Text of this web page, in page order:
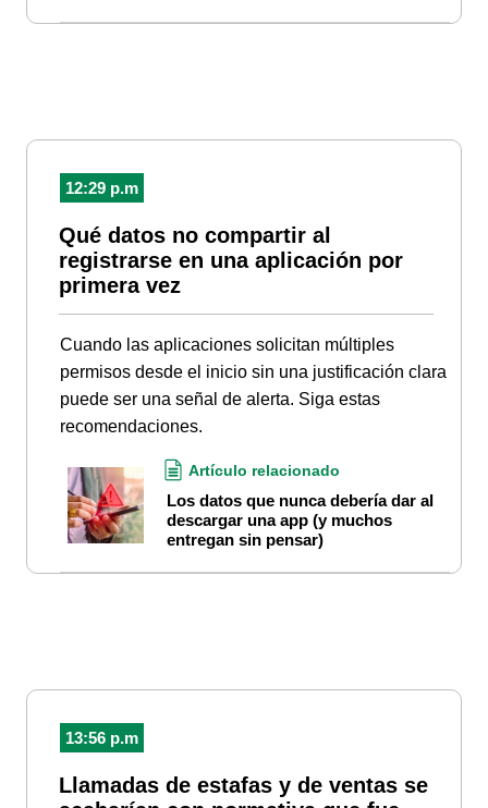
12:29 p.m
Qué datos no compartir al
registrarse en una aplicación por
primera vez
Cuando las aplicaciones solicitan múltiples
permisos desde el inicio sin una justificación clara
puede ser una señal de alerta. Siga estas
recomendaciones.
Artículo relacionado
Los datos que nunca debería dar al
descargar una app (y muchos
entregan sin pensar)
13:56 p.m
Llamadas de estafas y de ventas se